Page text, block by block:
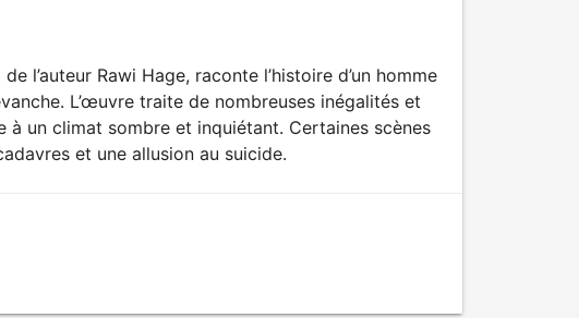
l’auteur Rawi Hage, raconte l’histoire d’un homme
L’œuvre traite de nombreuses inégalités et
à un climat sombre et inquiétant. Certaines scènes
et une allusion au suicide.